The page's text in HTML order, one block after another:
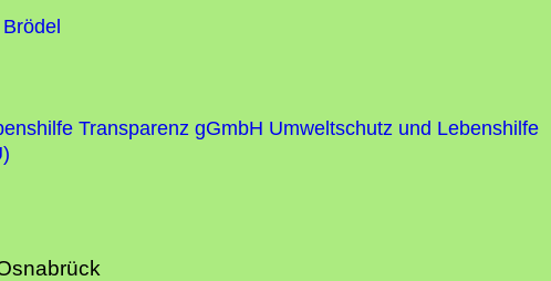
Transparenz gGmbH Umweltschutz und Lebenshilfe